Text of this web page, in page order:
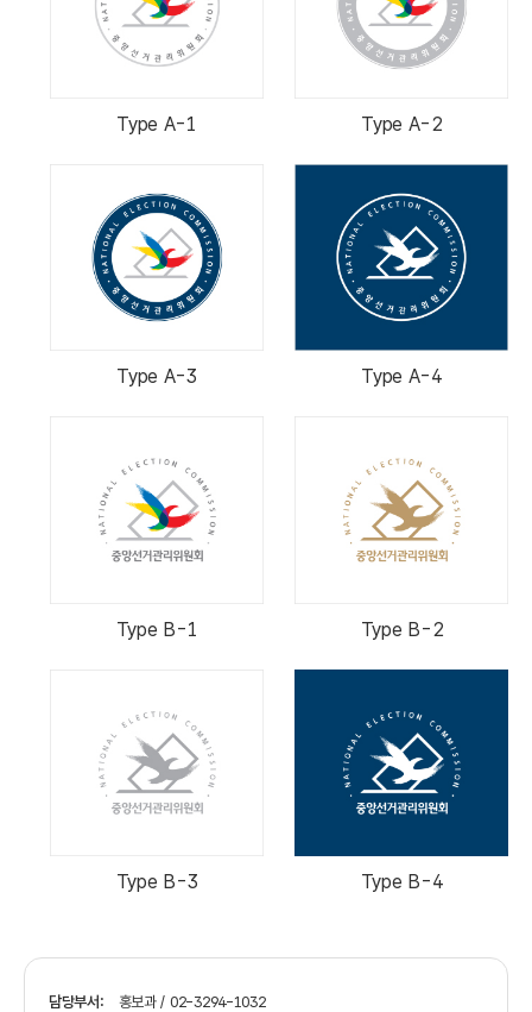
Type A-1 Type A-2
Type A-3 Type A-4
Type B-1 Type B-2
Type B-3 Type B-4
담당부서:
홍보과 / 02-3294-1032